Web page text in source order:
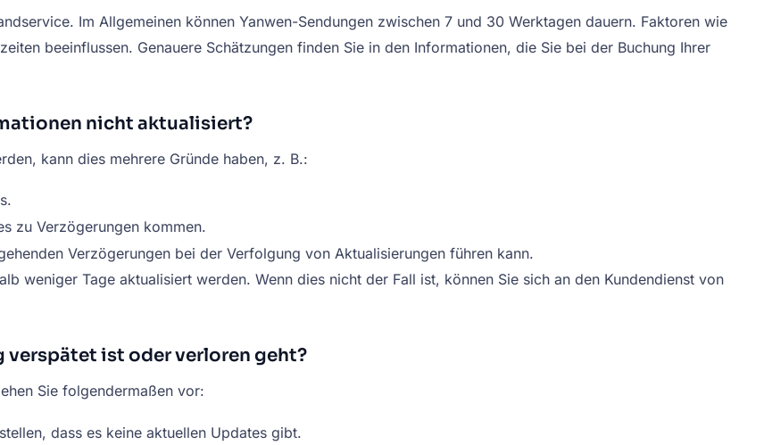
Im Allgemeinen können Yanwen-Sendungen zwischen 7 und 30 Werktagen dauern. Faktoren wie
beeinflussen. Genauere Schätzungen finden Sie in den Informationen, die Sie bei der Buchung Ihrer
nicht aktualisiert?
kann dies mehrere Gründe haben, z. B.:
zu Verzögerungen kommen.
Verzögerungen bei der Verfolgung von Aktualisierungen führen kann.
weniger Tage aktualisiert werden. Wenn dies nicht der Fall ist, können Sie sich an den Kundendienst von
verspätet ist oder verloren geht?
Sie folgendermaßen vor:
dass es keine aktuellen Updates gibt.